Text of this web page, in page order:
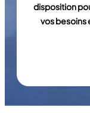
disposition
vos